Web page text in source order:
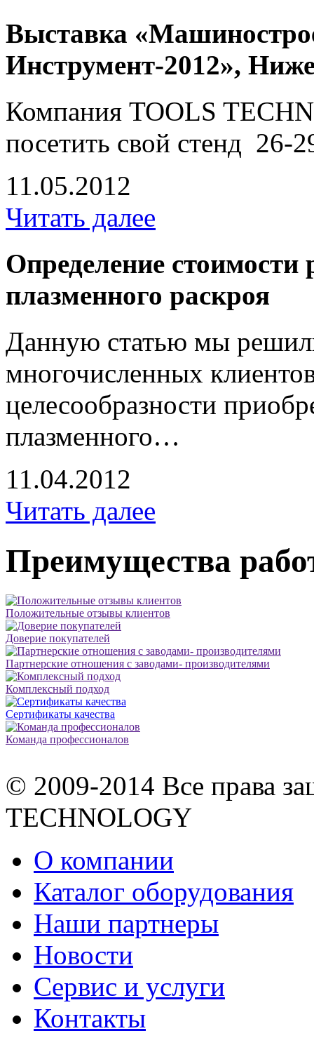
Выставка
Инструмент-2012»,
Компания TOOLS
посетить свой стенд 26-
11.05.2012
Читать далее
Определение стоимости
плазменного раскроя
Данную статью мы
многочисленных
целесообразности
плазменного…
11.04.2012
Читать далее
Преимущества
Положительные отзывы клиентов
Доверие покупателей
Партнерские отношения с заводами- производителями
Комплексный подход
Сертификаты качества
Команда профессионалов
© 2009-2014 Все права
TECHNOLOGY
О компании
Каталог оборудования
Наши партнеры
Новости
Сервис и услуги
Контакты